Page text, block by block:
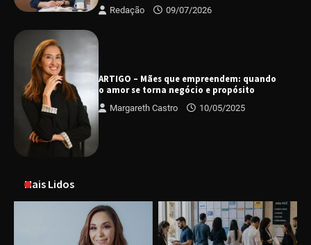
Redação 09/07/2026
ARTIGO – Mães que empreendem: quando
o amor se torna negócio e propósito
Margareth Castro 10/05/2025
Mais Lidos